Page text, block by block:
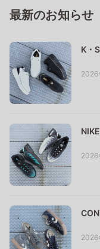
最新のお知らせ
K・
2026
2026
2026